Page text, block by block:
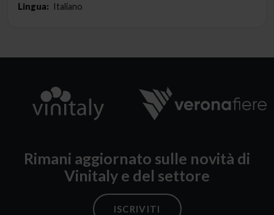
Lingua: Italiano
Rimani aggiornato sulle novità di
Vinitaly e del settore
ISCRIVITI